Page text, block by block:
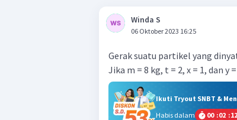
Winda S
06 Oktober 2023 16:25
Gerak suatu partikel yang
Jika m = 8 kg, t = 2, x = 1, dan y
Ikuti Tryout SNBT &
Habis dalam
00 :02 :12